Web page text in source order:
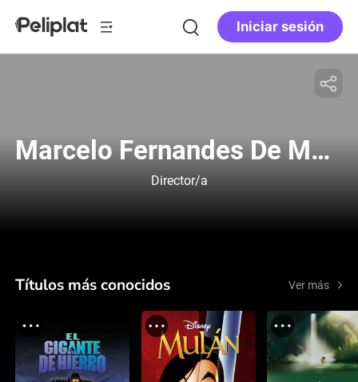
Iniciar sesión
Marcelo Fernandes De Moura
Director/a
Títulos más conocidos Ver más